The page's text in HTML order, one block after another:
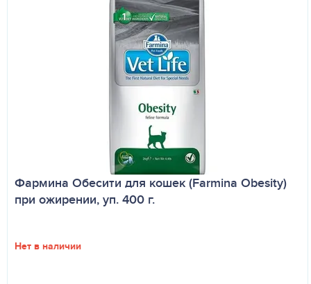
Фармина Обесити для кошек (Farmina Obesity)
при ожирении, уп. 400 г.
Нет в наличии